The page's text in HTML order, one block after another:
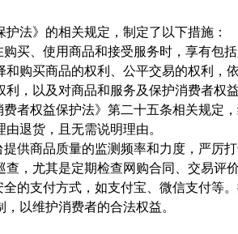
法》的相关规定，制定了以下措施：
买、使用商品和接受服务时，享有包
和购买商品的权利、公平交易的权利，
，以及对商品和服务及保护消费者权
者权益保护法》第二十五条相关规定
退货，且无需说明理由。
供商品质量的监测频率和力度，严厉
，尤其是定期检查网购合同、交易评价
的支付方式，如支付宝、微信支付等
以维护消费者的合法权益。